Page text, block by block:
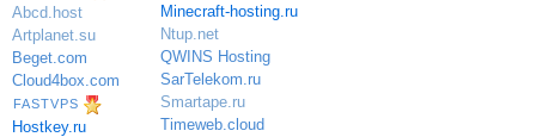
Abcd.host
Artplanet.su
Beget.com
Cloud4box.com
FASTVPS
Hostkey.ru
Minecraft-hosting.ru
Ntup.net
QWINS Hosting
SarTelekom.ru
Smartape.ru
Timeweb.cloud